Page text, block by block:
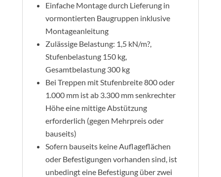
Einfache Montage durch Lieferung in
vormontierten Baugruppen inklusive
Montageanleitung
Zulässige Belastung: 1,5 kN/m?,
Stufenbelastung 150 kg,
Gesamtbelastung 300 kg
Bei Treppen mit Stufenbreite 800 oder
1.000 mm ist ab 3.300 mm senkrechter
Höhe eine mittige Abstützung
erforderlich (gegen Mehrpreis oder
bauseits)
Sofern bauseits keine Auflageflächen
oder Befestigungen vorhanden sind, ist
unbedingt eine Befestigung über zwei